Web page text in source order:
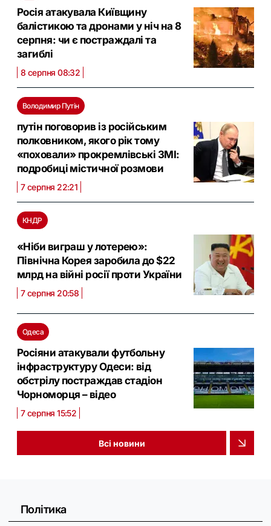
Росія атакувала Київщину
балістикою та дронами у ніч на 8
серпня: чи є постраждалі та
загиблі
8 серпня 08:32
Володимир Путін
путін поговорив із російським
полковником, якого рік тому
«поховали» прокремлівські ЗМІ:
подробиці містичної розмови
7 серпня 22:21
КНДР
«Ніби виграш у лотерею»:
Північна Корея заробила до $22
млрд на війні росії проти України
7 серпня 20:58
Одеса
Росіяни атакували футбольну
інфраструктуру Одеси: від
обстрілу постраждав стадіон
Чорноморця – відео
7 серпня 15:52
Всі новини
Політика